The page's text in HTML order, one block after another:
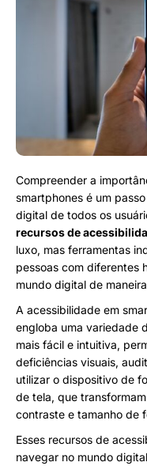
Compreender a
smartphones é um
digital de todos os
recursos de
luxo, mas ferramentas
pessoas com diferentes
mundo digital de
A acessibilidade em
engloba uma variedade
mais fácil e intuitiva,
deficiências visuais,
utilizar o dispositivo de
de tela, que
contraste e tamanho de
Esses recursos de
navegar no mundo